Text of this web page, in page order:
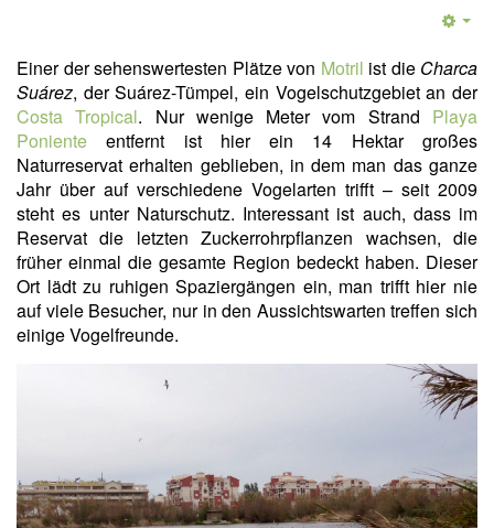
Einer der sehenswertesten Plätze von Motril ist die Charca
Suárez, der Suárez-Tümpel, ein Vogelschutzgebiet an der
Costa Tropical. Nur wenige Meter vom Strand Playa
Poniente entfernt ist hier ein 14 Hektar großes
Naturreservat erhalten geblieben, in dem man das ganze
Jahr über auf verschiedene Vogelarten trifft – seit 2009
steht es unter Naturschutz. Interessant ist auch, dass im
Reservat die letzten Zuckerrohrpflanzen wachsen, die
früher einmal die gesamte Region bedeckt haben. Dieser
Ort lädt zu ruhigen Spaziergängen ein, man trifft hier nie
auf viele Besucher, nur in den Aussichtswarten treffen sich
einige Vogelfreunde.